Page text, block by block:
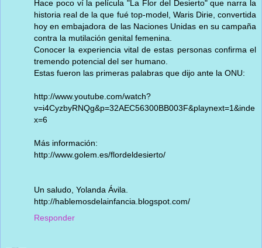
Hace poco ví la película "La Flor del Desierto" que narra la
historia real de la que fué top-model, Waris Dirie, convertida
hoy en embajadora de las Naciones Unidas en su campaña
contra la mutilación genital femenina.
Conocer la experiencia vital de estas personas confirma el
tremendo potencial del ser humano.
Estas fueron las primeras palabras que dijo ante la ONU:
http://www.youtube.com/watch?
v=i4CyzbyRNQg&p=32AEC56300BB003F&playnext=1&inde
x=6
Más información:
http://www.golem.es/flordeldesierto/
Un saludo, Yolanda Ávila.
http://hablemosdelainfancia.blogspot.com/
Responder